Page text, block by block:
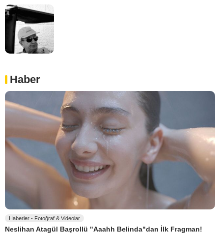
Haber
Haberler - Fotoğraf & Videolar
Neslihan Atagül Başrollü "Aaahh Belinda"dan İlk Fragman!